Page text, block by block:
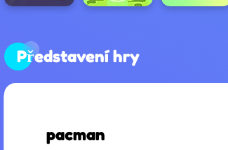
Představení hry
pacman